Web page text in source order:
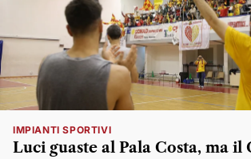
IMPIANTI SPORTIVI
Luci guaste al Pala Costa, ma il